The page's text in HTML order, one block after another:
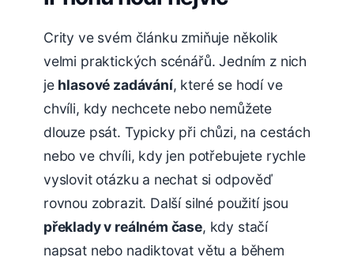
Crity ve svém článku zmiňuje několik
velmi praktických scénářů. Jedním z nich
je hlasové zadávání, které se hodí ve
chvíli, kdy nechcete nebo nemůžete
dlouze psát. Typicky při chůzi, na cestách
nebo ve chvíli, kdy jen potřebujete rychle
vyslovit otázku a nechat si odpověď
rovnou zobrazit. Další silné použití jsou
překlady v reálném čase, kdy stačí
napsat nebo nadiktovat větu a během